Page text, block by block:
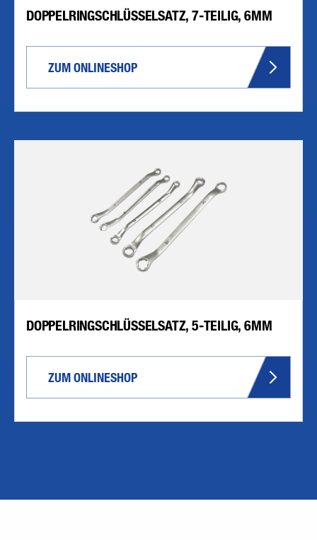
DOPPELRINGSCHLÜSSELSATZ, 7-TEILIG, 6MM
ZUM ONLINESHOP
DOPPELRINGSCHLÜSSELSATZ, 5-TEILIG, 6MM
ZUM ONLINESHOP